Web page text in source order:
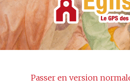
Passer en version